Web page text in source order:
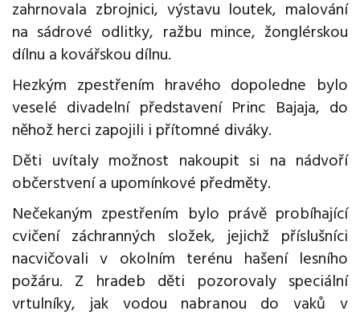
zahrnovala zbrojnici, výstavu loutek, malování
na sádrové odlitky, ražbu mince, žonglérskou
dílnu a kovářskou dílnu.
Hezkým zpestřením hravého dopoledne bylo
veselé divadelní představení Princ Bajaja, do
něhož herci zapojili i přítomné diváky.
Děti uvítaly možnost nakoupit si na nádvoří
občerstvení a upomínkové předměty.
Nečekaným zpestřením bylo právě probíhající
cvičení záchranných složek, jejichž příslušníci
nacvičovali v okolním terénu hašení lesního
požáru. Z hradeb děti pozorovaly speciální
vrtulníky, jak vodou nabranou do vaků v